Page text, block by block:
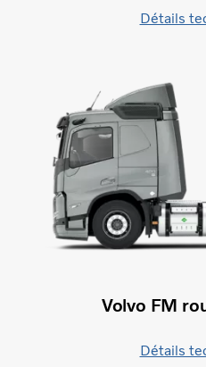
Détails
Volvo FM
Détails